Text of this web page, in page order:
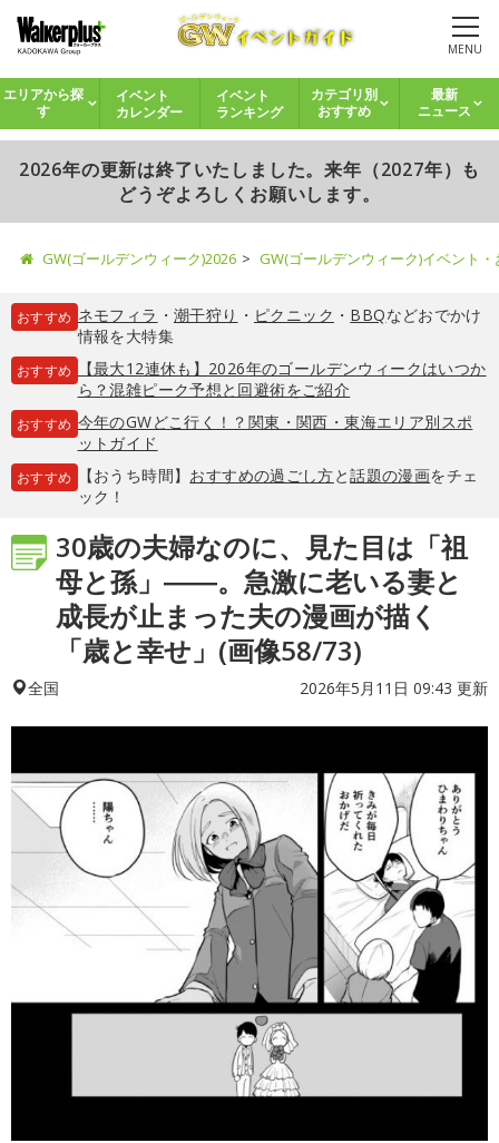
MENU
エリアから探
す
イベント
カレンダー
イベント
ランキング
カテゴリ別
おすすめ
最新
ニュース
2026年の更新は終了いたしました。来年（2027年）も
どうぞよろしくお願いします。
GW(ゴールデンウィーク)2026 GW(ゴールデンウィーク)イベント
おすすめ ネモフィラ ・ 潮干狩り ・ ピクニック ・ BBQなどおでかけ
情報を大特集
おすすめ
【最大12連休も】2026年のゴールデンウィークはいつか
ら？混雑ピーク予想と回避術をご紹介
おすすめ 今年のGWどこ行く！？関東・関西・東海エリア別スポ
ットガイド
おすすめ 【おうち時間】 おすすめの過ごし方と話題の漫画をチェ
ック！
30歳の夫婦なのに、見た目は「祖
母と孫」――。急激に老いる妻と
成長が止まった夫の漫画が描く
「歳と幸せ」(画像58/73)
全国 2026年5月11日 09:43 更新